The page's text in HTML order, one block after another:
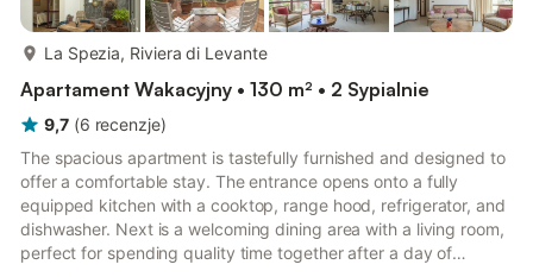
La Spezia, Riviera di Levante
Apartament Wakacyjny • 130 m² • 2 Sypialnie
9,7 (6 recenzje)
The spacious apartment is tastefully furnished and designed to
offer a comfortable stay. The entrance opens onto a fully
equipped kitchen with a cooktop, range hood, refrigerator, and
dishwasher. Next is a welcoming dining area with a living room,
perfect for spending quality time together after a day of